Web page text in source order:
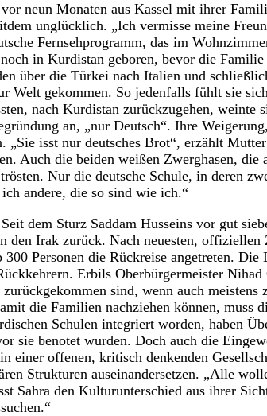
neun Monaten aus Kassel mit ihrer
unglücklich. „Ich vermisse meine
Fernsehprogramm, das im
in Kurdistan geboren, bevor die
über die Türkei nach Italien und
Welt gekommen. So jedenfalls fühlt sie
nach Kurdistan zurückzugehen,
an, „nur Deutsch“. Ihre
„Sie isst nur deutsches Brot“, erzählt
Auch die beiden weißen Zwerghasen, die
Nur die deutsche Schule, in deren
andere, die so sind wie ich.“
dem Sturz Saddam Husseins vor gut
den Irak zurück. Nach neuesten, offiziellen
Personen die Rückreise angetreten.
Erbils Oberbürgermeister Nihad
sind, wenn auch meistens
die Familien nachziehen können, muss
Schulen integriert worden, haben
sie benotet wurden. Doch auch die
einer offenen, kritisch denkenden
Strukturen auseinandersetzen. „Alle
Sahra den Kulturunterschied aus ihrer